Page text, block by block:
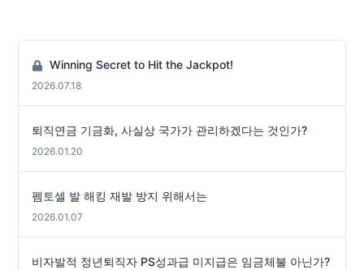
Winning Secret to Hit the Jackpot!
2026.07.18
퇴직연금 기금화, 사실상 국가가 관리하겠다는 것인가?
2026.01.20
펨토셀 발 해킹 재발 방지 위해서는
2026.01.07
비자발적 정년퇴직자 PS성과급 미지급은 임금체불 아닌가?